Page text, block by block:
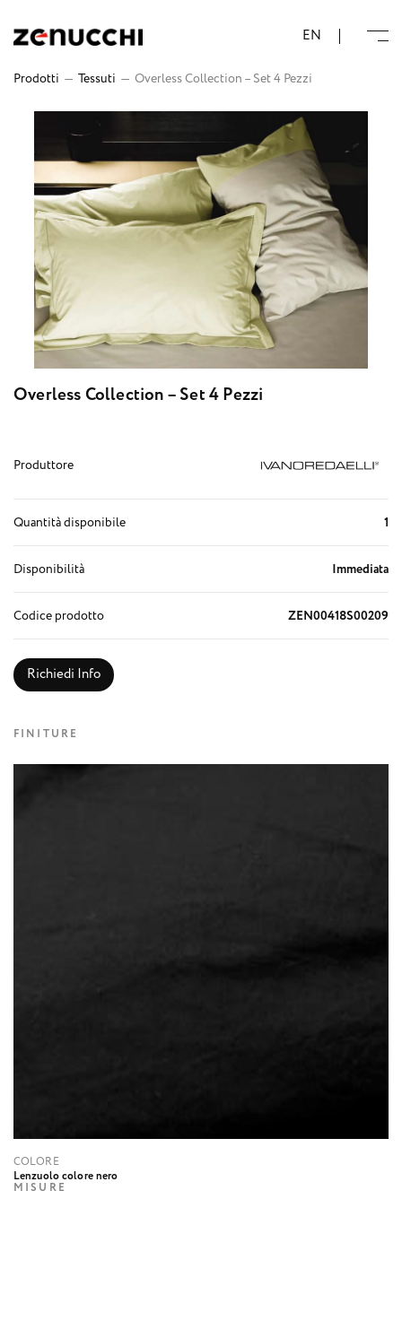
EN
Prodotti — Tessuti — Overless Collection – Set 4 Pezzi
Overless Collection – Set 4 Pezzi
Produttore
Quantità disponibile 1
Disponibilità Immediata
Codice prodotto ZEN00418S00209
Richiedi Info
FINITURE
COLORE
Lenzuolo colore nero
MISURE